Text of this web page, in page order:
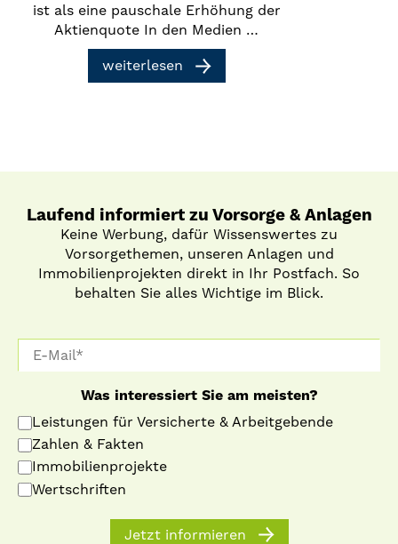
ist als eine pauschale Erhöhung der
Aktienquote In den Medien …
weiterlesen
Laufend informiert zu Vorsorge & Anlagen
Keine Werbung, dafür Wissenswertes zu
Vorsorgethemen, unseren Anlagen und
Immobilienprojekten direkt in Ihr Postfach. So
behalten Sie alles Wichtige im Blick.
Was interessiert Sie am meisten?
Leistungen für Versicherte & Arbeitgebende
Zahlen & Fakten
Immobilienprojekte
Wertschriften
Jetzt informieren